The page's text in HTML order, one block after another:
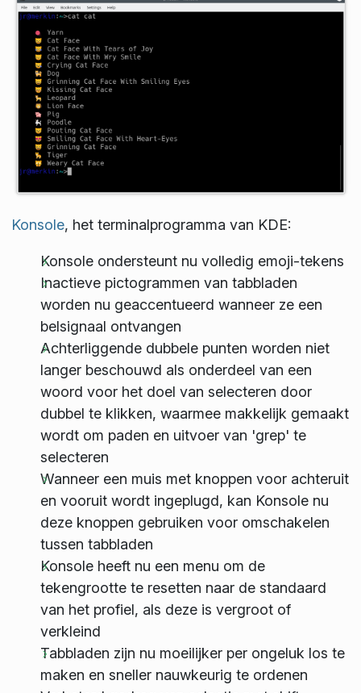
Konsole, het terminalprogramma van KDE:
Konsole ondersteunt nu volledig emoji-tekens
Inactieve pictogrammen van tabbladen
worden nu geaccentueerd wanneer ze een
belsignaal ontvangen
Achterliggende dubbele punten worden niet
langer beschouwd als onderdeel van een
woord voor het doel van selecteren door
dubbel te klikken, waarmee makkelijk gemaakt
wordt om paden en uitvoer van 'grep' te
selecteren
Wanneer een muis met knoppen voor achteruit
en vooruit wordt ingeplugd, kan Konsole nu
deze knoppen gebruiken voor omschakelen
tussen tabbladen
Konsole heeft nu een menu om de
tekengrootte te resetten naar de standaard
van het profiel, als deze is vergroot of
verkleind
Tabbladen zijn nu moeilijker per ongeluk los te
maken en sneller nauwkeurig te ordenen